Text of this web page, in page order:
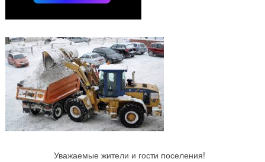
Уважаемые жители и гости поселения!